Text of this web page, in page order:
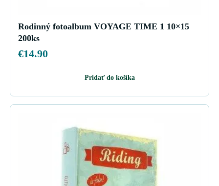
Rodinný fotoalbum VOYAGE TIME 1 10×15
200ks
€14.90
Pridať do košíka